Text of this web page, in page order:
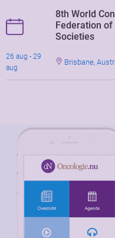
8th World
Federation
Societies
26 aug - 29
aug
Brisbane,